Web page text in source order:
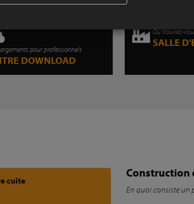
pour professionnels
DOWNLOAD
Où trouvez-
SALLE
cuite
Construction
En quoi consiste un